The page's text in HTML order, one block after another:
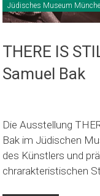
Jüdisches Museum
THERE IS
Samuel Bak
Die Ausstellung
Bak im Jüdischen
des Künstlers und
chrarakteristischen